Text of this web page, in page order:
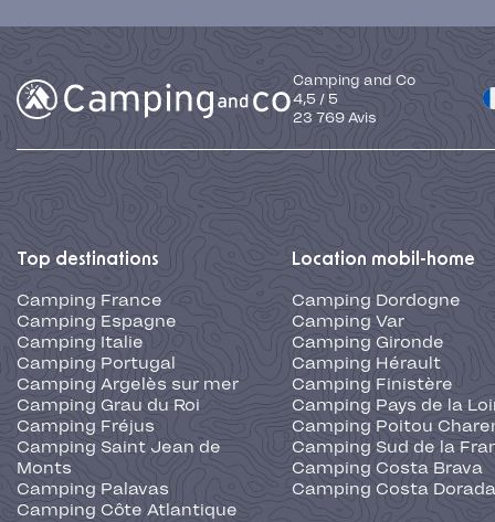
Camping and Co
4,5 / 5
23 769Avis
Top destinations
Camping France
Camping Espagne
Camping Italie
Camping Portugal
Camping Argelès sur mer
Camping Grau du Roi
Camping Fréjus
Camping Saint Jean de
Monts
Camping Palavas
Camping Côte Atlantique
Location mobil-home
Camping Dordogne
Camping Var
Camping Gironde
Camping Hérault
Camping Finistère
Camping Pays de la
Camping Poitou
Camping Sud de la
Camping Costa Brava
Camping Costa Dorada